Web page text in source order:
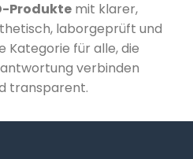
Produkte mit klarer,
laborgeprüft und
Kategorie für alle, die
verbinden
transparent.